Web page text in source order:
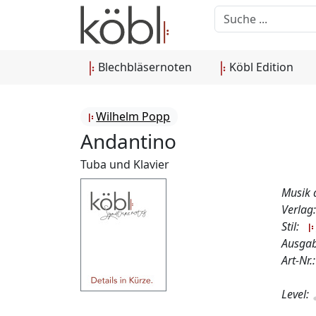
Blechbläsernoten Köbl Edition
Wilhelm Popp
Andantino
Tuba und Klavier
Musik
Verlag:
Stil:
Art-
Level: